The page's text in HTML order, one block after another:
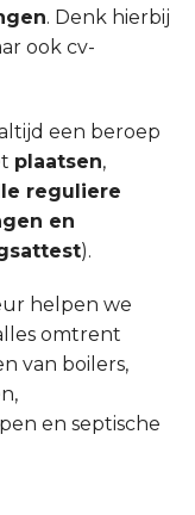
. Denk hierbij
ook cv-
een beroep
plaatsen,
reguliere
en
).
helpen we
omtrent
van boilers,
en septische